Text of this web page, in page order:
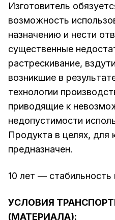
Изготовитель
возможность
назначению и нести
существенные
растрескивание,
возникшие в
технологии
приводящие к
недопустимости
Продукта в целях, для
предназначен.
10 лет — стабильность
УСЛОВИЯ
(МАТЕРИАЛА):